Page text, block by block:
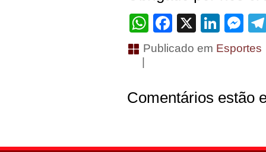
WhatsApp
Facebook
X
Publicado em Esportes
Comentários estão